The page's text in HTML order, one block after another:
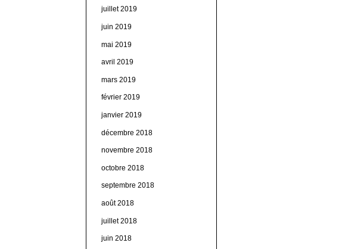
juillet 2019
juin 2019
mai 2019
avril 2019
mars 2019
février 2019
janvier 2019
décembre 2018
novembre 2018
octobre 2018
septembre 2018
août 2018
juillet 2018
juin 2018